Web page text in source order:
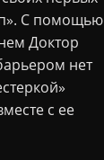
С помощью
Доктор
нет
с ее